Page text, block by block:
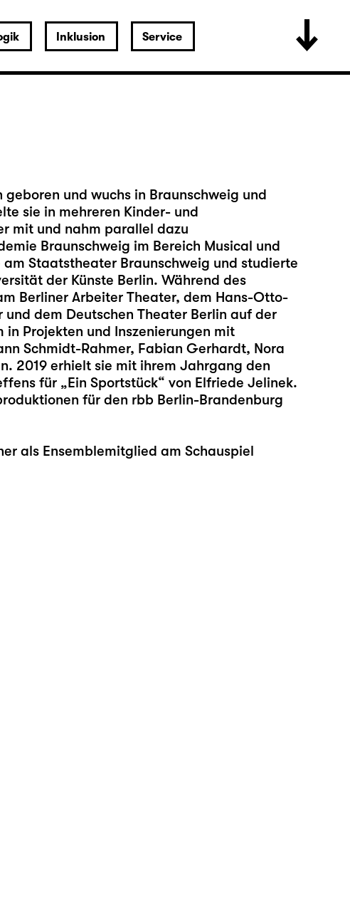
Inklusion Service
und wuchs in Braunschweig und
sie in mehreren Kinder- und
mit und nahm parallel dazu
Braunschweig im Bereich Musical und
Staatstheater Braunschweig und studierte
der Künste Berlin. Während des
Berliner Arbeiter Theater, dem Hans-Otto-
dem Deutschen Theater Berlin auf der
Projekten und Inszenierungen mit
Schmidt-Rahmer, Fabian Gerhardt, Nora
2019 erhielt sie mit ihrem Jahrgang den
für „Ein Sportstück“ von Elfriede Jelinek.
für den rbb Berlin-Brandenburg
als Ensemblemitglied am Schauspiel